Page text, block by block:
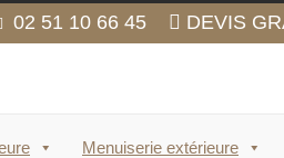
02 51 10 66 45 DEVIS
Menuiserie extérieure